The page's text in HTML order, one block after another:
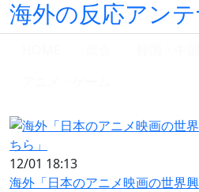
海外の反応アン
12/01 18:13
海外「日本のアニメ映画の世界